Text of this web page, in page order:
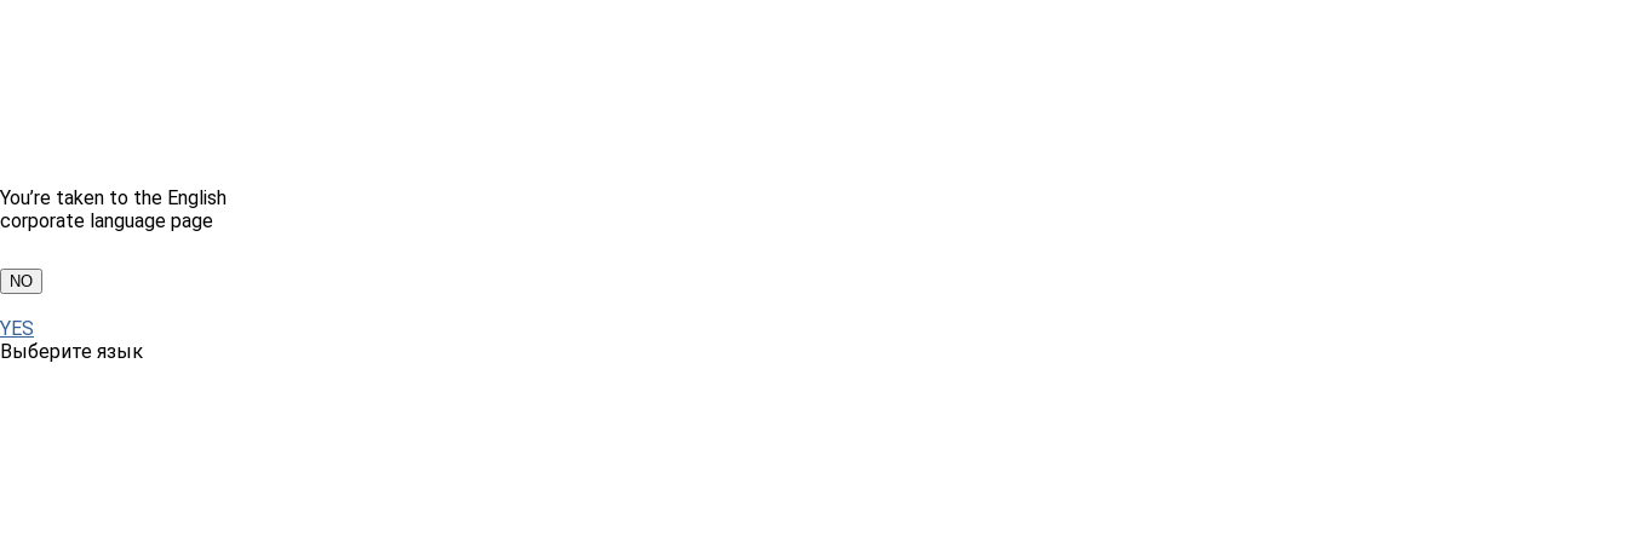
You’re taken to the English
corporate language page
NO
YES
Выберите язык